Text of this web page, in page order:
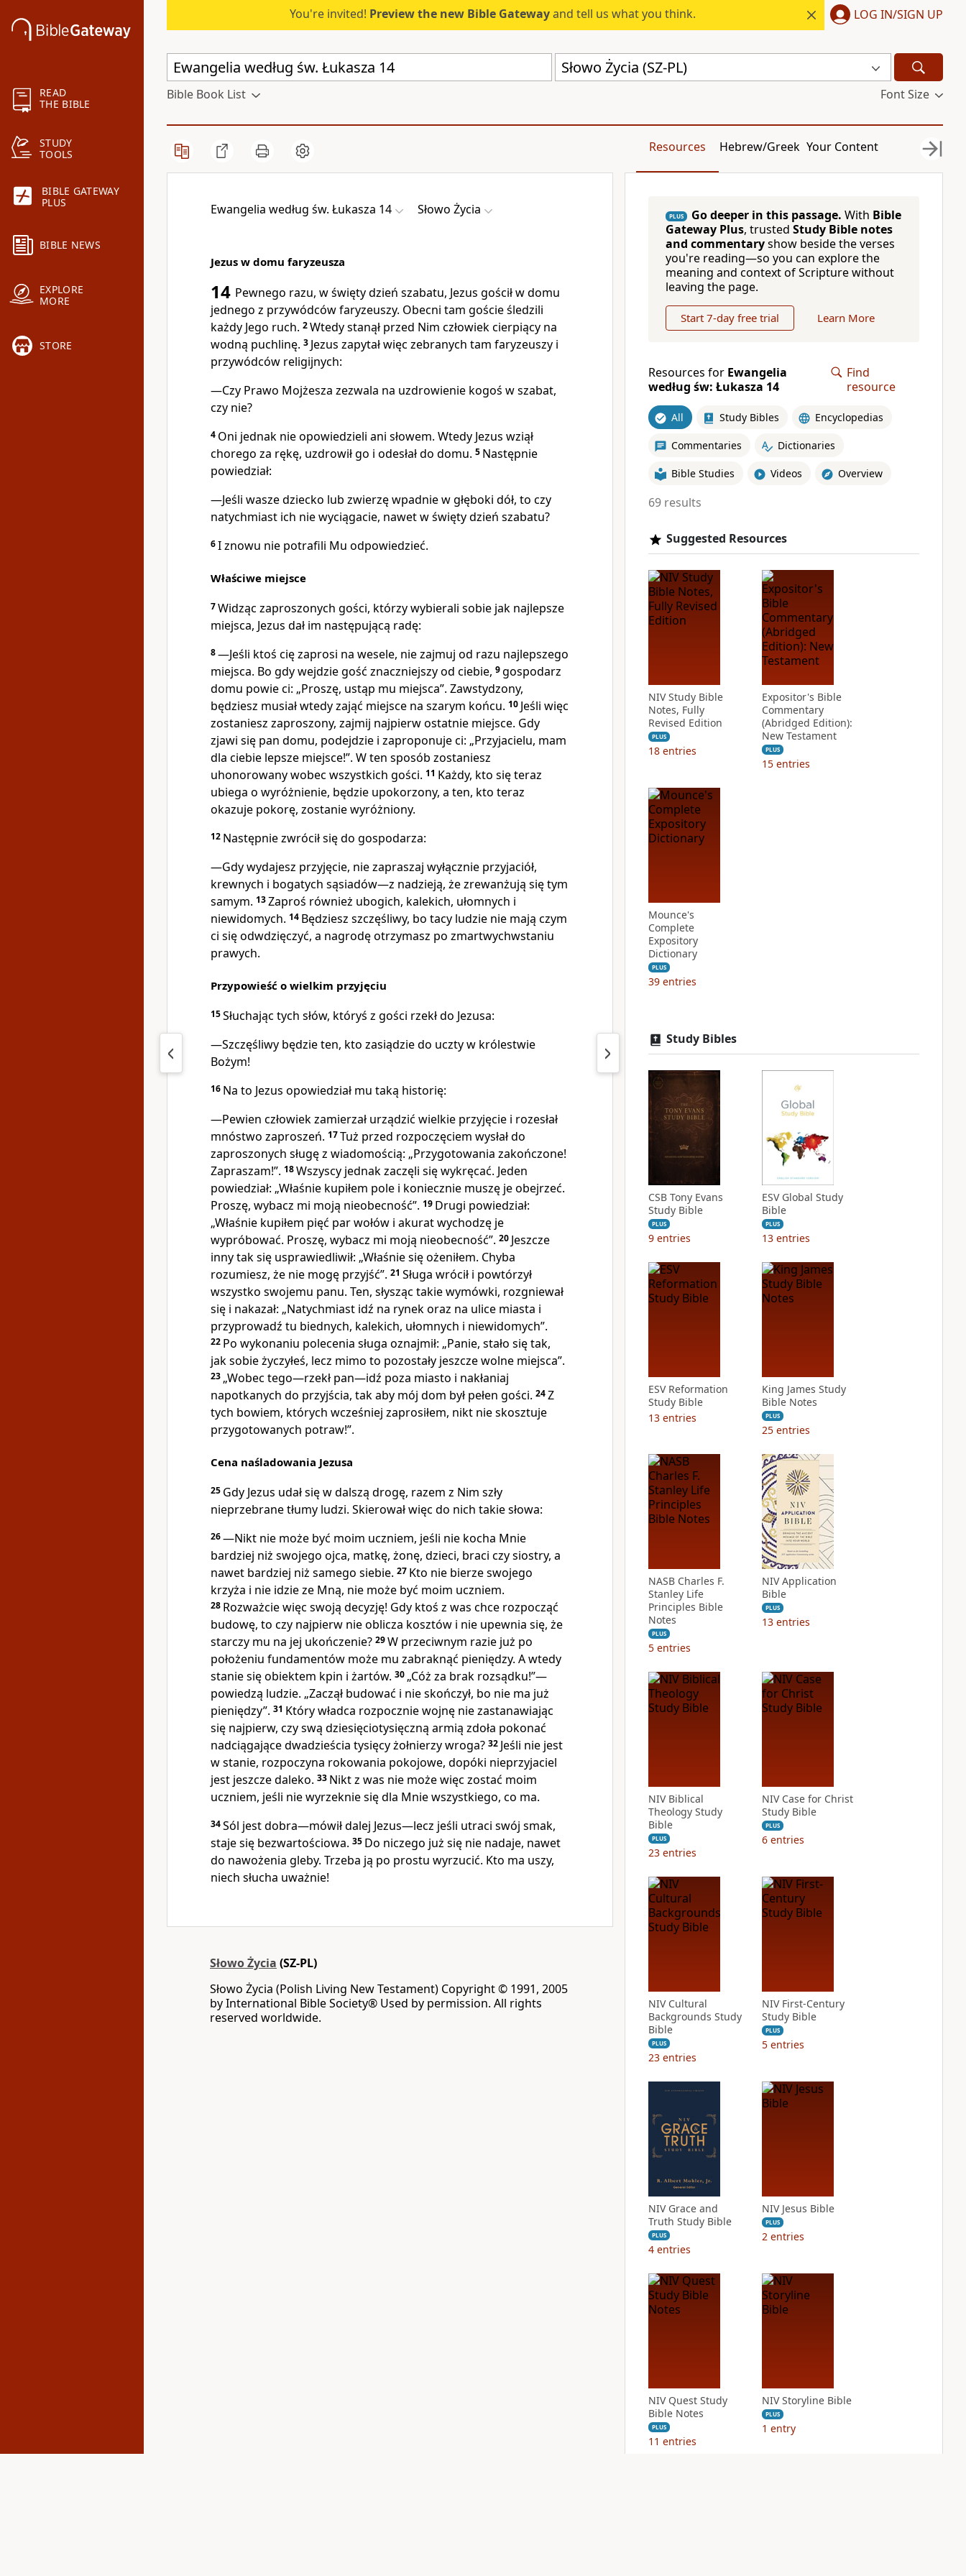
READ
THE BIBLE
STUDY
TOOLS
BIBLE GATEWAY
PLUS
BIBLE NEWS
EXPLORE
MORE
STORE
You're invited! Preview the new Bible Gatewayand tell us what you think. LOG IN/SIGN UP
Słowo Życia (SZ-PL)
Bible Book List Font Size
Resources Hebrew/Greek Your Content
Ewangelia według św. Łukasza 14 Słowo Życia
Jezus w domu faryzeusza
14 Pewnego razu, w święty dzień szabatu, Jezus gościł w domu
jednego z przywódców faryzeuszy. Obecni tam goście śledzili
każdy Jego ruch. 2Wtedy stanął przed Nim człowiek cierpiący na
wodną puchlinę. 3 Jezus zapytał więc zebranych tam faryzeuszy i
przywódców religijnych:
—Czy Prawo Mojżesza zezwala na uzdrowienie kogoś w szabat,
czy nie?
4 Oni jednak nie opowiedzieli ani słowem. Wtedy Jezus wziął
chorego za rękę, uzdrowił go i odesłał do domu. 5 Następnie
powiedział:
—Jeśli wasze dziecko lub zwierzę wpadnie w głęboki dół, to czy
natychmiast ich nie wyciągacie, nawet w święty dzień szabatu?
6I znowu nie potrafili Mu odpowiedzieć.
Właściwe miejsce
7Widząc zaproszonych gości, którzy wybierali sobie jak najlepsze
miejsca, Jezus dał im następującą radę:
8—Jeśli ktoś cię zaprosi na wesele, nie zajmuj od razu najlepszego
miejsca. Bo gdy wejdzie gość znaczniejszy od ciebie, 9gospodarz
domu powie ci: „Proszę, ustąp mu miejsca”. Zawstydzony,
będziesz musiał wtedy zająć miejsce na szarym końcu. 10 Jeśli więc
zostaniesz zaproszony, zajmij najpierw ostatnie miejsce. Gdy
zjawi się pan domu, podejdzie i zaproponuje ci: „Przyjacielu, mam
dla ciebie lepsze miejsce!”. W ten sposób zostaniesz
uhonorowany wobec wszystkich gości. 11 Każdy, kto się teraz
ubiega o wyróżnienie, będzie upokorzony, a ten, kto teraz
okazuje pokorę, zostanie wyróżniony.
12 Następnie zwrócił się do gospodarza:
—Gdy wydajesz przyjęcie, nie zapraszaj wyłącznie przyjaciół,
krewnych i bogatych sąsiadów—z nadzieją, że zrewanżują się tym
samym. 13Zaproś również ubogich, kalekich, ułomnych i
niewidomych. 14 Będziesz szczęśliwy, bo tacy ludzie nie mają czym
ci się odwdzięczyć, a nagrodę otrzymasz po zmartwychwstaniu
prawych.
Przypowieść o wielkim przyjęciu
15Słuchając tych słów, któryś z gości rzekł do Jezusa:
—Szczęśliwy będzie ten, kto zasiądzie do uczty w królestwie
Bożym!
16 Na to Jezus opowiedział mu taką historię:
—Pewien człowiek zamierzał urządzić wielkie przyjęcie i rozesłał
mnóstwo zaproszeń. 17Tuż przed rozpoczęciem wysłał do
zaproszonych sługę z wiadomością: „Przygotowania zakończone!
Zapraszam!”. 18Wszyscy jednak zaczęli się wykręcać. Jeden
powiedział: „Właśnie kupiłem pole i koniecznie muszę je obejrzeć.
Proszę, wybacz mi moją nieobecność”. 19 Drugi powiedział:
„Właśnie kupiłem pięć par wołów i akurat wychodzę je
wypróbować. Proszę, wybacz mi moją nieobecność”. 20 Jeszcze
inny tak się usprawiedliwił: „Właśnie się ożeniłem. Chyba
rozumiesz, że nie mogę przyjść”. 21 Sługa wrócił i powtórzył
wszystko swojemu panu. Ten, słysząc takie wymówki, rozgniewał
się i nakazał: „Natychmiast idź na rynek oraz na ulice miasta i
przyprowadź tu biednych, kalekich, ułomnych i niewidomych”.
22 Po wykonaniu polecenia sługa oznajmił: „Panie, stało się tak,
jak sobie życzyłeś, lecz mimo to pozostały jeszcze wolne miejsca”.
23 „Wobec tego—rzekł pan—idź poza miasto i nakłaniaj
napotkanych do przyjścia, tak aby mój dom był pełen gości. 24Z
tych bowiem, których wcześniej zaprosiłem, nikt nie skosztuje
przygotowanych potraw!”.
Cena naśladowania Jezusa
25 Gdy Jezus udał się w dalszą drogę, razem z Nim szły
nieprzebrane tłumy ludzi. Skierował więc do nich takie słowa:
26—Nikt nie może być moim uczniem, jeśli nie kocha Mnie
bardziej niż swojego ojca, matkę, żonę, dzieci, braci czy siostry, a
nawet bardziej niż samego siebie. 27 Kto nie bierze swojego
krzyża i nie idzie ze Mną, nie może być moim uczniem.
28 Rozważcie więc swoją decyzję! Gdy ktoś z was chce rozpocząć
budowę, to czy najpierw nie oblicza kosztów i nie upewnia się, że
starczy mu na jej ukończenie? 29W przeciwnym razie już po
położeniu fundamentów może mu zabraknąć pieniędzy. A wtedy
stanie się obiektem kpin i żartów. 30 „Cóż za brak rozsądku!”—
powiedzą ludzie. „Zaczął budować i nie skończył, bo nie ma już
pieniędzy”. 31 Który władca rozpocznie wojnę nie zastanawiając
się najpierw, czy swą dziesięciotysięczną armią zdoła pokonać
nadciągające dwadzieścia tysięcy żołnierzy wroga? 32 Jeśli nie jest
w stanie, rozpoczyna rokowania pokojowe, dopóki nieprzyjaciel
jest jeszcze daleko. 33 Nikt z was nie może więc zostać moim
uczniem, jeśli nie wyrzeknie się dla Mnie wszystkiego, co ma.
34Sól jest dobra—mówił dalej Jezus—lecz jeśli utraci swój smak,
staje się bezwartościowa. 35 Do niczego już się nie nadaje, nawet
do nawożenia gleby. Trzeba ją po prostu wyrzucić. Kto ma uszy,
niech słucha uważnie!
Słowo Życia (SZ-PL)
Słowo Życia (Polish Living New Testament) Copyright © 1991, 2005
by International Bible Society® Used by permission. All rights
reserved worldwide.
PLUS Go deeper in this passage. With Bible
Gateway Plus, trusted Study Bible notes
and commentaryshow beside the verses
you're reading—so you can explore the
meaning and context of Scripture without
leaving the page.
Start 7-day free trial Learn More
Resources for Ewangelia
według św: Łukasza 14
Find
resource
All Study Bibles Encyclopedias
Commentaries Dictionaries
Bible Studies Videos Overview
69 results
Suggested Resources
NIV Study Bible
Notes, Fully
Revised Edition
PLUS
18 entries
Expositor's Bible
Commentary
(Abridged Edition):
New Testament
PLUS
15 entries
Mounce's
Complete
Expository
Dictionary
PLUS
39 entries
Study Bibles
CSB Tony Evans
Study Bible
PLUS
9 entries
ESV Global Study
Bible
PLUS
13 entries
ESV Reformation
Study Bible
13 entries
King James Study
Bible Notes
PLUS
25 entries
NASB Charles F.
Stanley Life
Principles Bible
Notes
PLUS
5 entries
NIV Application
Bible
PLUS
13 entries
NIV Biblical
Theology Study
Bible
PLUS
23 entries
NIV Case for Christ
Study Bible
PLUS
6 entries
NIV Cultural
Backgrounds Study
Bible
PLUS
23 entries
NIV First-Century
Study Bible
PLUS
5 entries
NIV Grace and
Truth Study Bible
PLUS
4 entries
NIV Jesus Bible
PLUS
2 entries
NIV Quest Study
Bible Notes
PLUS
11 entries
NIV Storyline Bible
PLUS
1 entry